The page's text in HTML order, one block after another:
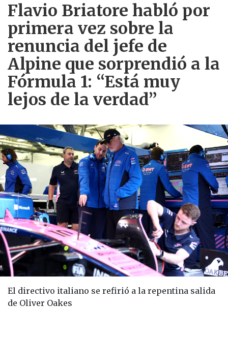
Flavio Briatore habló por
primera vez sobre la
renuncia del jefe de
Alpine que sorprendió a la
Fórmula 1: “Está muy
lejos de la verdad”
El directivo italiano se refirió a la repentina salida
de Oliver Oakes